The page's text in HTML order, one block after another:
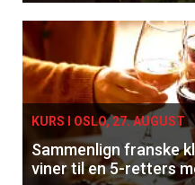
KURS I OSLO, 27. AUGUST
Sammenlign franske
viner til en 5-retters